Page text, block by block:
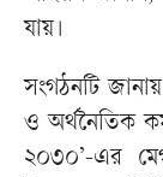
যায়।
সংগঠনটি
ও অর্থনৈতিক
২০৩০’-এর